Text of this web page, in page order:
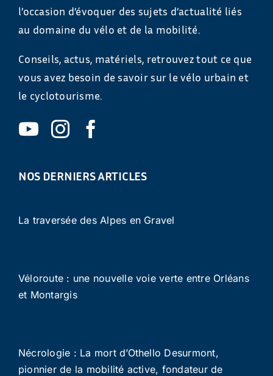
l’occasion d’évoquer des sujets d’actualité liés
au domaine du vélo et de la mobilité.
Conseils, actus, matériels, retrouvez tout ce que
vous avez besoin de savoir sur le vélo urbain et
le cyclotourisme.
NOS DERNIERS ARTICLES
La traversée des Alpes en Gravel
Véloroute : une nouvelle voie verte entre Orléans
et Montargis
Nécrologie : La mort d’Othello Desurmont,
pionnier de la mobilité active, fondateur de